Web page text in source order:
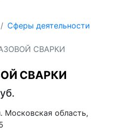
Сферы деятельности
СВАРКИ
СВАРКИ
Московская область,